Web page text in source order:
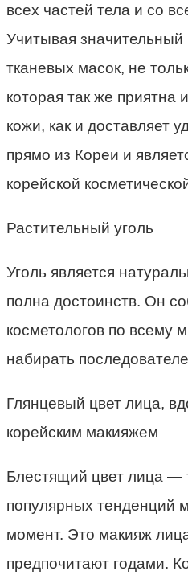
всех частей тела и со
Учитывая значительный
тканевых масок, не
которая так же приятна
кожи, как и доставляет
прямо из Кореи и
корейской
Растительный уголь
Уголь является
полна достоинств. Он
косметологов по всему
набирать
Глянцевый цвет лица,
корейским макияжем
Блестящий цвет лица —
популярных тенденций
момент. Это макияж
предпочитают годами.